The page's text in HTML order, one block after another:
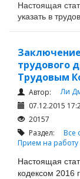
Настоящая
указать в
трудового
Трудовым
Автор:
Ли
07.12.2015
20157
Раздел: Все
Прием на работу
Настоящая
кодексом 2016